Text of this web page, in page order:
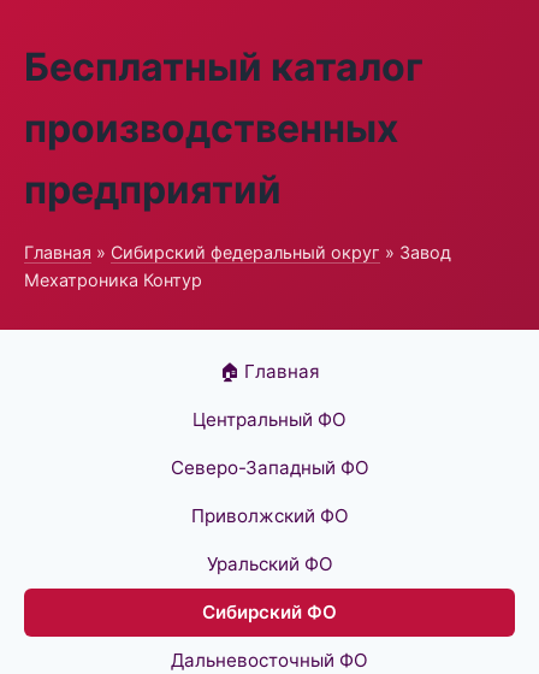
Бесплатный каталог
производственных
предприятий
Главная » Сибирский федеральный округ » Завод
Мехатроника Контур
🏠 Главная
Центральный ФО
Северо-Западный ФО
Приволжский ФО
Уральский ФО
Сибирский ФО
Дальневосточный ФО